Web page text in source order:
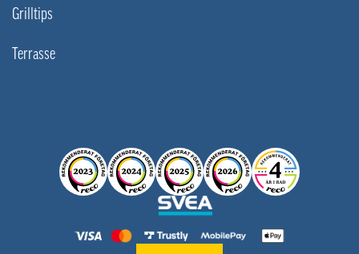
Grilltips
Terrasse